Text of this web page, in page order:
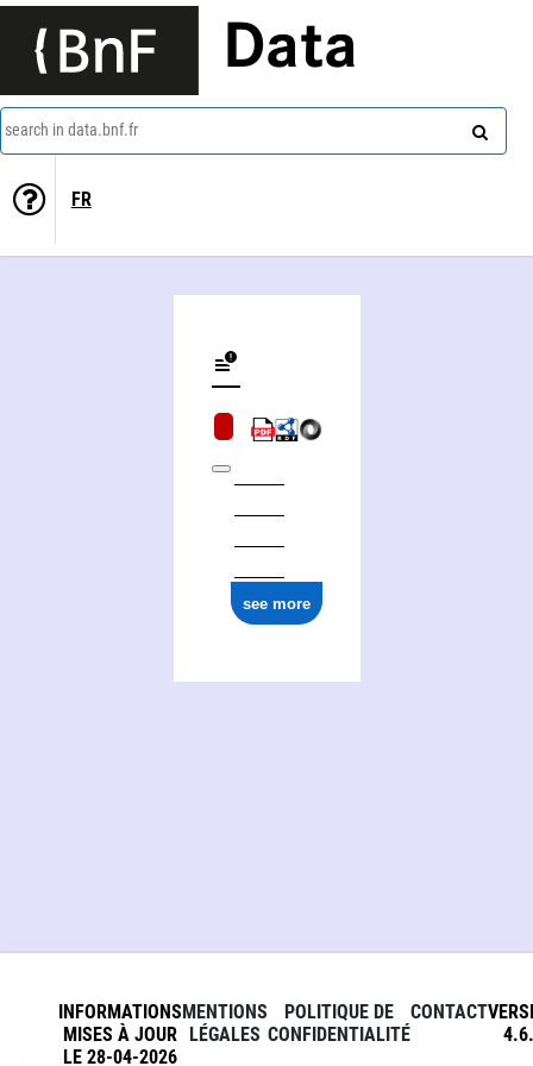
Data
search in data.bnf.fr
FR
see more
INFORMATIONS
MISES À JOUR
LE 28-04-2026
MENTIONS
LÉGALES
POLITIQUE DE
CONFIDENTIALITÉ
CONTACT